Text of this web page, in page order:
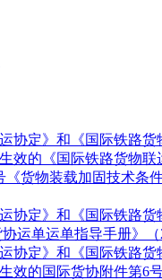
协定》和《国际铁路
效的《国际铁路货物
货物装载加固技术条
协定》和《国际铁路
运单运单指导手册》
协定》和《国际铁路
效的国际货协附件第